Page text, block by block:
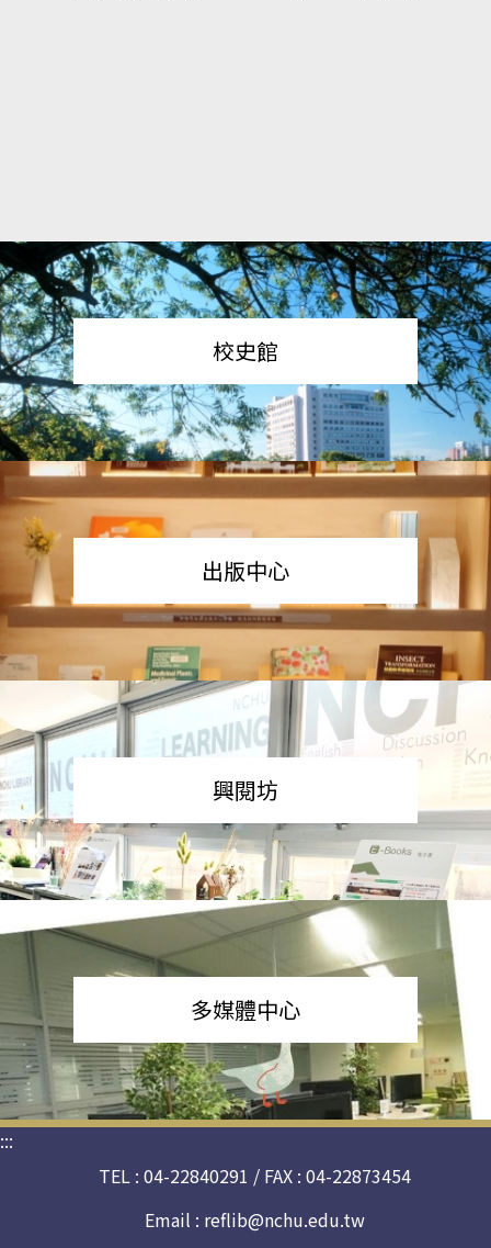
校史館
出版中心
興閱坊
多媒體中心
:::
TEL : 04-22840291 / FAX : 04-22873454
Email : reflib@nchu.edu.tw